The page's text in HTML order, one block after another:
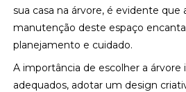
sua casa na árvore, é evidente que
manutenção deste espaço
planejamento e cuidado.
A importância de escolher a árvore
adequados, adotar um design